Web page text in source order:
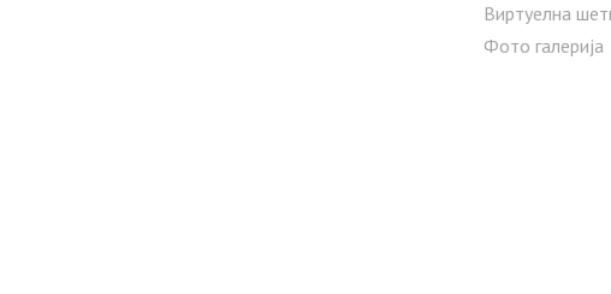
Виртуелна
Фото галерија